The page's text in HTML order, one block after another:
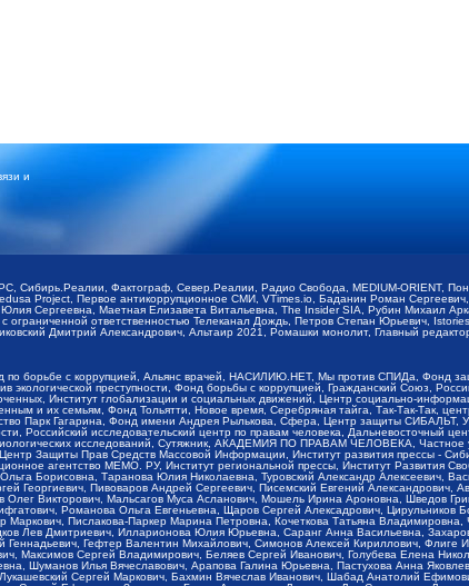
и
Сибирь.Реалии, Фактограф, Север.Реалии, Радио Свобода, MEDIUM-ORIENT,
Project, Первое антикоррупционное СМИ, VTimes.io, Баданин Роман
Сергеевна, Маетная Елизавета Витальевна, The Insider SIA, Рубин Михаил
ответственностью Телеканал Дождь, Петров Степан Юрьевич,
Дмитрий Александрович, Альтаир 2021, Ромашки монолит, Главный
борьбе с коррупцией, Альянс врачей, НАСИЛИЮ.НЕТ, Мы против СПИДа, Фонд
преступности, Фонд борьбы с коррупцией, Гражданский Союз,
Институт глобализации и социальных движений, Центр социально-
и их семьям, Фонд Тольятти, Новое время, Серебряная тайга, Так-Так-Так,
Парк Гагарина, Фонд имени Андрея Рылькова, Сфера, Центр защиты СИБАЛЬТ,
исследовательский центр по правам человека, Дальневосточный
исследований, Сутяжник, АКАДЕМИЯ ПО ПРАВАМ ЧЕЛОВЕКА, Частное
Защиты Прав Средств Массовой Информации, Институт развития прессы -
агентство МЕМО. РУ, Институт региональной прессы, Институт Развития
Борисовна, Таранова Юлия Николаевна, Туровский Александр Алексеевич,
Георгиевич, Пивоваров Андрей Сергеевич, Писемский Евгений Александрович,
Викторович, Мальсагов Муса Асланович, Мошель Ирина Ароновна, Шведов
Романова Ольга Евгеньевна, Щаров Сергей Алексадрович, Цирульников
Пислакова-Паркер Марина Петровна, Кочеткова Татьяна Владимировна,
Лев Дмитриевич, Илларионова Юлия Юрьевна, Саранг Анна Васильевна,
Гефтер Валентин Михайлович, Симонов Алексей Кириллович, Флиге
Сергей Владимирович, Беляев Сергей Иванович, Голубева Елена
Шуманов Илья Вячеславович, Арапова Галина Юрьевна, Пастухова Анна
Сергей Маркович, Бахмин Вячеслав Иванович, Шабад Анатолий